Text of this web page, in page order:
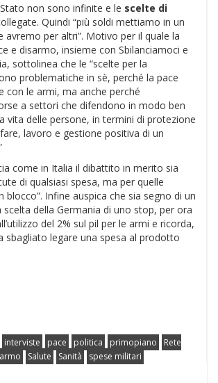
non sono infinite e le scelte di
Quindi “più soldi mettiamo in un
avremo per altri”. Motivo per il quale la
e disarmo, insieme con Sbilanciamoci e
sottolinea che le “scelte per la
problematiche in sè, perché la pace
con le armi, ma anche perché
a settori che difendono in modo ben
vita delle persone, in termini di protezione
lavoro e gestione positiva di un
come in Italia il dibattito in merito sia
di qualsiasi spesa, ma per quelle
blocco”. Infine auspica che sia segno di un
della Germania di uno stop, per ora
del 2% sul pil per le armi e ricorda,
sbagliato legare una spesa al prodotto
interviste pace politica primopiano
Rete
Salute Sanità spese militari